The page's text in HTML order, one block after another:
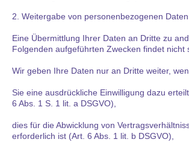
2. Weitergabe von personenbezogenen Daten
Eine Übermittlung Ihrer Daten an Dritte zu
Folgenden aufgeführten Zwecken findet nicht
Wir geben Ihre Daten nur an Dritte weiter,
Sie eine ausdrückliche Einwilligung dazu
6 Abs. 1 S. 1 lit. a DSGVO),
dies für die Abwicklung von
erforderlich ist (Art. 6 Abs. 1 lit. b DSGVO),